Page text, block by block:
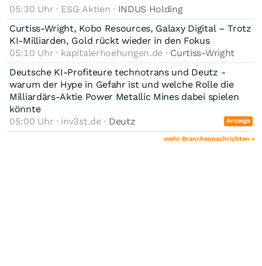
05:30 Uhr · ESG Aktien · INDUS Holding
Curtiss-Wright, Kobo Resources, Galaxy Digital – Trotz
KI-Milliarden, Gold rückt wieder in den Fokus
05:10 Uhr · kapitalerhoehungen.de · Curtiss-Wright
Deutsche KI-Profiteure technotrans und Deutz -
warum der Hype in Gefahr ist und welche Rolle die
Milliardärs-Aktie Power Metallic Mines dabei spielen
könnte
05:00 Uhr · inv3st.de · Deutz Anzeige
mehr Branchennachrichten »